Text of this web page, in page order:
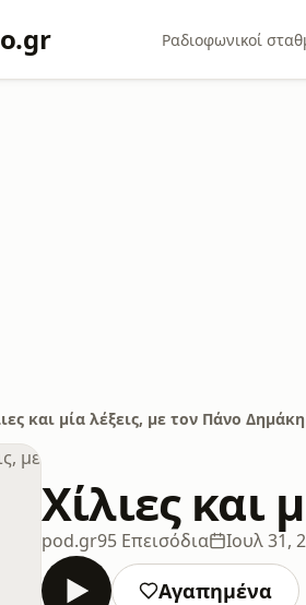
Ραδιοφωνικοί
και μία λέξεις, με τον Πάνο Δημάκη
Χίλιες και
pod.gr95 Επεισόδια Ιουλ 31,
Αγαπημένα